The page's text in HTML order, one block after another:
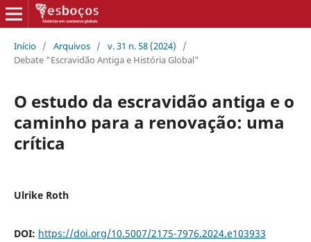
Início / Arquivos / v. 31 n. 58 (2024)
/
Debate "Escravidão Antiga e História Global"
O estudo da escravidão antiga e o
caminho para a renovação: uma
crítica
Ulrike Roth
DOI: https://doi.org/10.5007/2175-7976.2024.e103933